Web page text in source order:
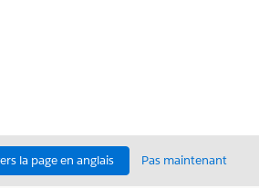
la page en anglais Pas maintenant